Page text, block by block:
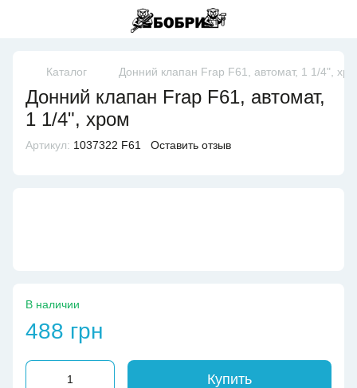
Каталог Донний клапан Frap F61, автомат, 1 1/4",
Донний клапан Frap F61, автомат,
1 1/4", хром
Артикул: 1037322 F61 Оставить отзыв
В наличии
488 грн
Купить